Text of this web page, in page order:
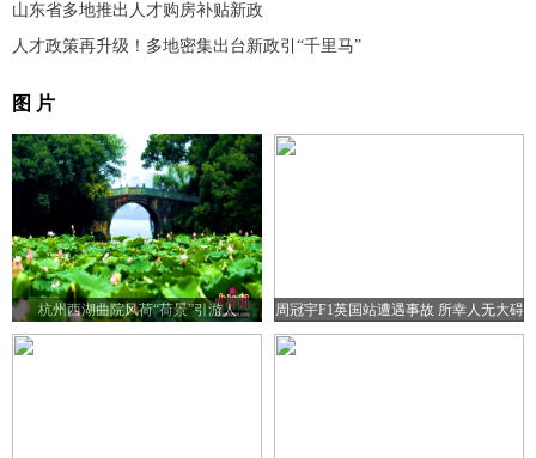
山东省多地推出人才购房补贴新政
人才政策再升级！多地密集出台新政引“千里马”
图 片
杭州西湖曲院风荷“荷景”引游人 周冠宇F1英国站遭遇事故 所幸人无大碍